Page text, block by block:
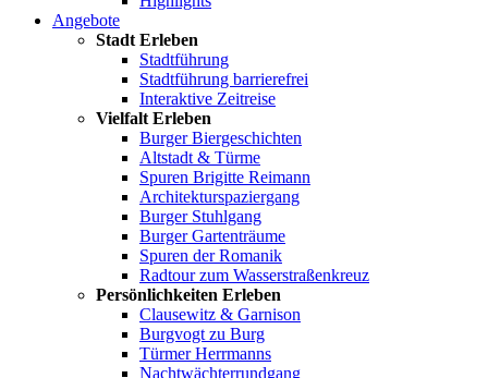
Angebote
Stadt Erleben
Stadtführung
Stadtführung barrierefrei
Interaktive Zeitreise
Vielfalt Erleben
Burger Biergeschichten
Altstadt & Türme
Spuren Brigitte Reimann
Architekturspaziergang
Burger Stuhlgang
Burger Gartenträume
Spuren der Romanik
Radtour zum Wasserstraßenkreuz
Persönlichkeiten Erleben
Clausewitz & Garnison
Burgvogt zu Burg
Türmer Herrmanns
Nachtwächterrundgang